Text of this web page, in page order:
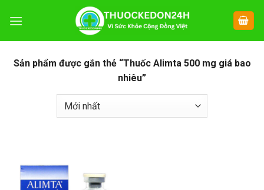
đến
Sản phẩm được gắn thẻ “Thuốc Alimta 500 mg giá bao
nhiêu”